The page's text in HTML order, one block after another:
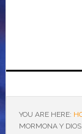
YOU ARE HERE:
MORMONA Y DIOS